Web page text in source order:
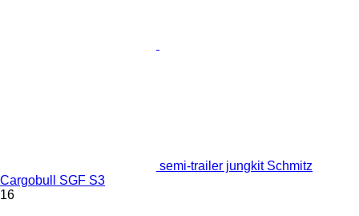
semi-trailer jungkit Schmitz
Cargobull SGF S3
16